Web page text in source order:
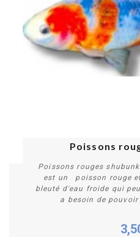
Poissons
Poissons rouges
est un poisson rouge
bleuté d'eau froide qui
a besoin de pouvoir